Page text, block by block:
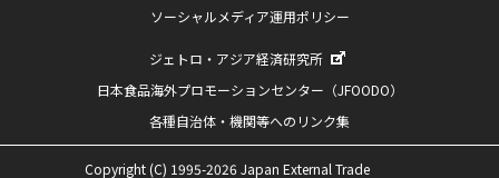
ソーシャルメディア運用ポリシー
ジェトロ・アジア経済研究所
日本食品海外プロモーションセンター（JFOODO）
各種自治体・機関等へのリンク集
Copyright (C) 1995-2026 Japan External Trade